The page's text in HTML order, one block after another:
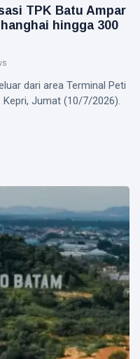
TPK Batu Ampar
hingga 300
dari area Terminal Peti
Jumat (10/7/2026).